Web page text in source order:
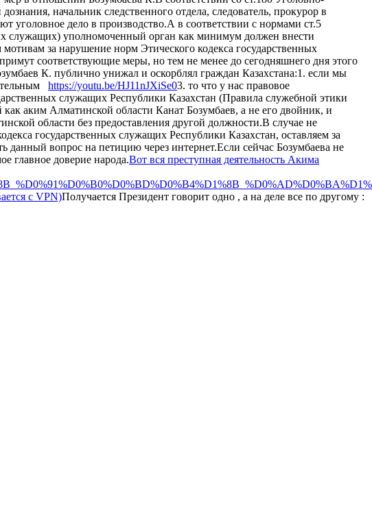
начальник следственного отдела, следователь, прокурор в
дело в производство.А в соответствии с нормами ст.5
служащих) уполномоченный орган как минимум должен внести
за нарушение норм Этического кодекса государственных
соответствующие меры, но тем не менее до сегодняшнего дня этого
К. публично унижал и оскорблял граждан Казахстана:1. если мы
https://youtu.be/HJ11nJXiSe03. то что у нас правовое
служащих Республики Казахстан (Правила служебной этики
аким Алматинской области Канат Бозумбаев, а не его двойник, и
области без предоставления другой должности.В случае не
государственных служащих Республики Казахстан, оставляем за
данный вопрос на петицию через интернет.Если сейчас Бозумбаева не
главное доверие народа.Вот вся преступная деятельность Акима
с VPN)Получается Президент говорит одно , а на деле все по другому :